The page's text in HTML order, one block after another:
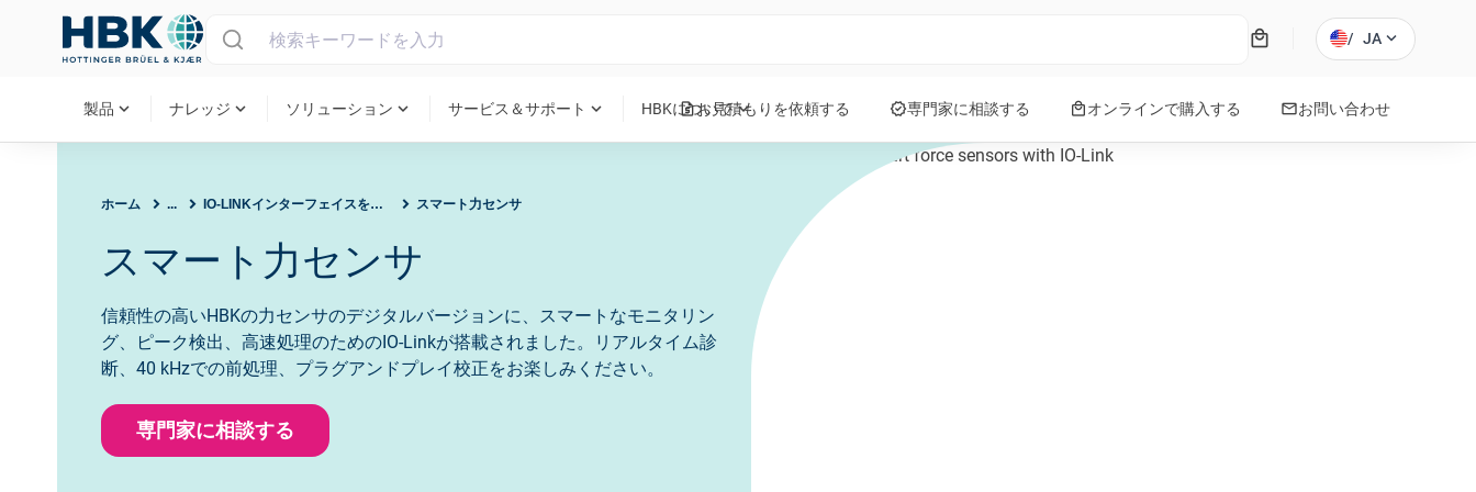
local_mall / JA expand_more
製品 expand_more ナレッジ expand_more ソリューション expand_more サービス＆サポート expand_more HBKについてexpand_more
request_quoteお見積もりを依頼する verified専門家に相談する local_mallオンラインで購入する mailお問い合わせ
ホーム ... IO-LINKインターフェイスを備えたスマートセンサー スマート力センサ
スマート力センサ
信頼性の高いHBKの力センサのデジタルバージョンに、スマートなモニタリン
グ、ピーク検出、高速処理のためのIO-Linkが搭載されました。リアルタイム診
断、40 kHzでの前処理、プラグアンドプレイ校正をお楽しみください。
専門家に相談する